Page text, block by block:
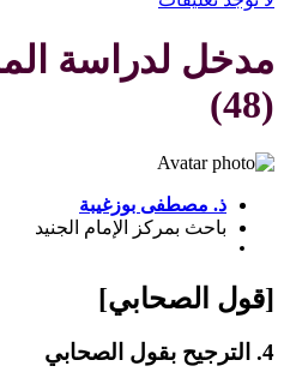
لدراسة
ذ. مصطفى بوزغيبة
باحث بمركز الإمام الجنيد
الصحابي]